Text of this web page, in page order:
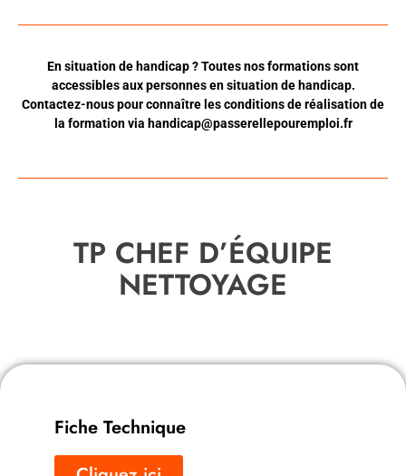
En situation de handicap ? Toutes nos formations sont
accessibles aux personnes en situation de handicap.
Contactez-nous pour connaître les conditions de réalisation de
la formation via handicap@passerellepouremploi.fr
TP CHEF D’ÉQUIPE
NETTOYAGE
Fiche Technique